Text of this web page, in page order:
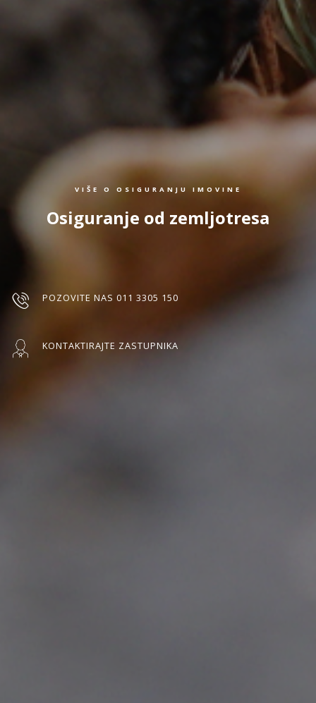
VIŠE O OSIGURANJU IMOVINE
Osiguranje od zemljotresa
POZOVITE NAS 011 3305 150
KONTAKTIRAJTE ZASTUPNIKA